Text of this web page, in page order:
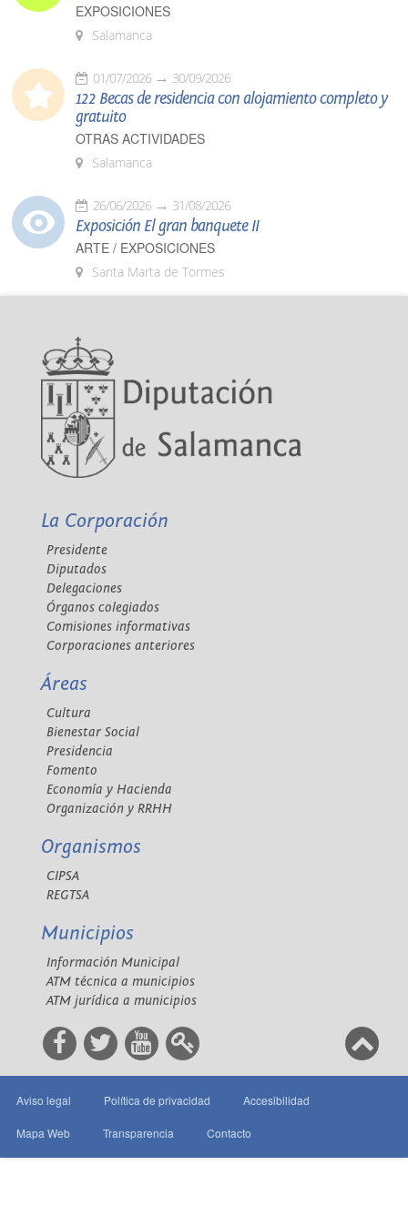
EXPOSICIONES
Salamanca
01/07/2026 30/09/2026
122 Becas de residencia con alojamiento completo y
gratuito
OTRAS ACTIVIDADES
Salamanca
26/06/2026 31/08/2026
Exposición El gran banquete II
ARTE / EXPOSICIONES
Santa Marta de Tormes
La Corporación
Presidente
Diputados
Delegaciones
Órganos colegiados
Comisiones informativas
Corporaciones anteriores
Áreas
Cultura
Bienestar Social
Presidencia
Fomento
Economía y Hacienda
Organización y RRHH
Organismos
CIPSA
REGTSA
Municipios
Información Municipal
ATM técnica a municipios
ATM jurídica a municipios
Aviso legal Política de privacidad Accesibilidad
Mapa Web Transparencia Contacto